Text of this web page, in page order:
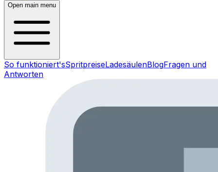
Open main menu
So funktioniert'sSpritpreiseLadesäulenBlogFragen und
Antworten